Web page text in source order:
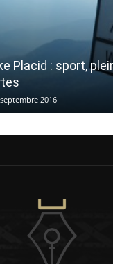
Placid : sport,
2016